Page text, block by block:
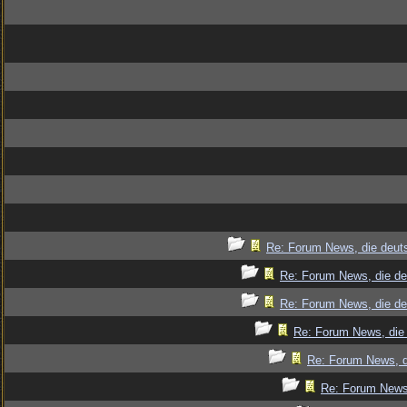
Re: Forum News, die
Re: Forum News, die
Re: Forum News, die
Re: Forum News,
Re: Forum News,
Re: Forum